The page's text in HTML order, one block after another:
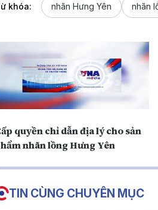
khóa: nhãn Hưng Yên nhãn
quyền chỉ dẫn địa lý cho sản
nhãn lồng Hưng Yên
TIN CÙNG CHUYÊN MỤC